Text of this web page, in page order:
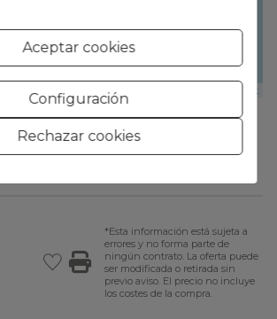
Leaflet
*Esta información está sujeta a
errores y no forma parte de
ningún contrato. La oferta puede
ser modificada o retirada sin
previo aviso. El precio no incluye
los costes de la compra.
Aceptar cookies
Configuración
Rechazar cookies